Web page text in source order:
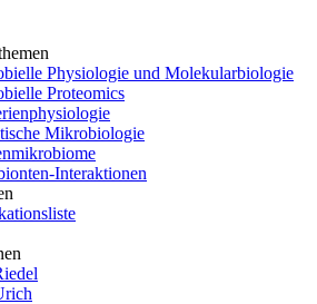
Physiologie und Molekularbiologie
Proteomics
Mikrobiologie
Interaktionen